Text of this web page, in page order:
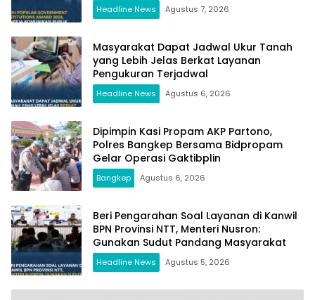
Headline News Agustus 7, 2026
Masyarakat Dapat Jadwal Ukur Tanah
yang Lebih Jelas Berkat Layanan
Pengukuran Terjadwal
Headline News Agustus 6, 2026
Dipimpin Kasi Propam AKP Partono,
Polres Bangkep Bersama Bidpropam
Gelar Operasi Gaktibplin
Bangkep Agustus 6, 2026
Beri Pengarahan Soal Layanan di Kanwil
BPN Provinsi NTT, Menteri Nusron:
Gunakan Sudut Pandang Masyarakat
Headline News Agustus 5, 2026